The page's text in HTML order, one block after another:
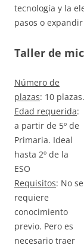
tecnología y la
pasos o
Taller de
Número de
plazas: 10 plazas.
Edad requerida:
a partir de 5º de
Primaria. Ideal
hasta 2º de la
ESO
Requisitos: No se
requiere
conocimiento
previo. Pero es
necesario traer